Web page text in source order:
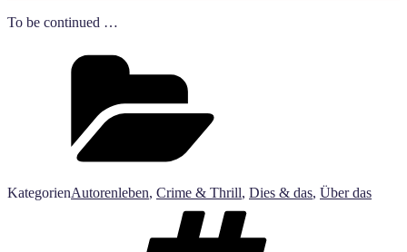
To be continued …
KategorienAutorenleben, Crime & Thrill, Dies & das, Über das